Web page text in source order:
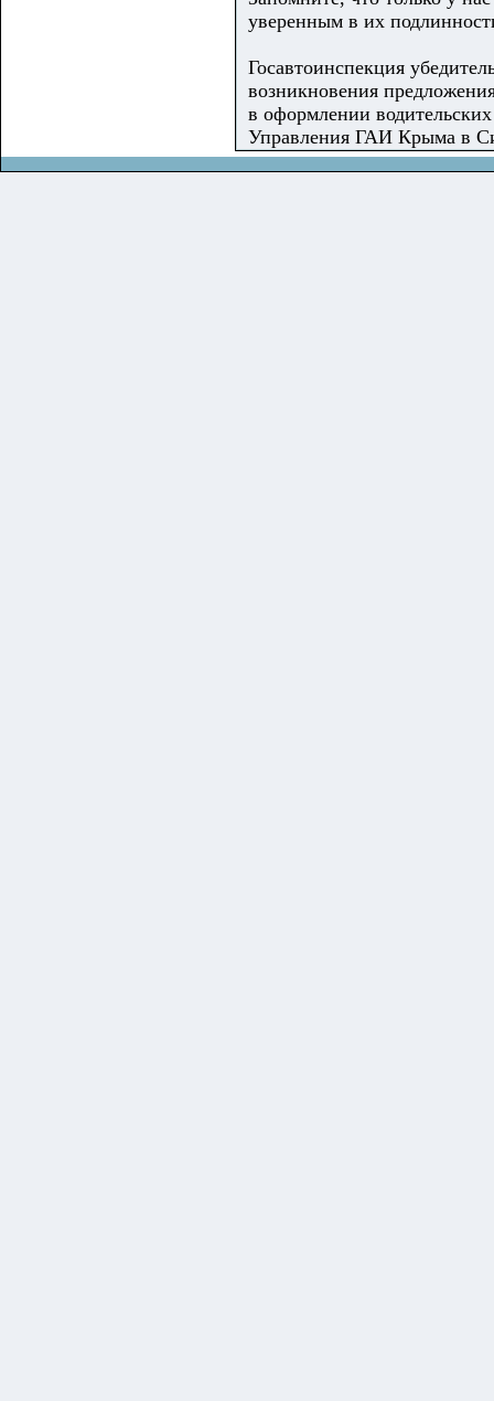
уверенным в их
Госавтоинспекция
возникновения
в оформлении
Управления ГАИ Крыма в